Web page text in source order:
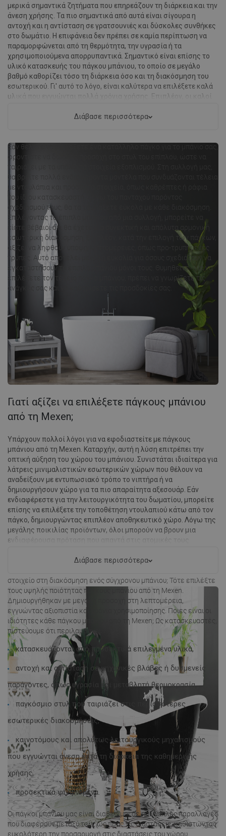
μερικά σημαντικά ζητήματα που επηρεάζουν τη διάρκεια και την
άνεση χρήσης. Τα πιο σημαντικά από αυτά είναι σίγουρα η
αντοχή και η αντίσταση σε γρατσουνιές και δύσκολες συνθήκες
στο δωμάτιο. Η επιφάνεια δεν πρέπει σε καμία περίπτωση να
παραμορφώνεται από τη θερμότητα, την υγρασία ή τα
χρησιμοποιούμενα απορρυπαντικά. Σημαντικό είναι επίσης το
υλικό κατασκευής του πάγκου μπάνιου, το οποίο σε μεγάλο
βαθμό καθορίζει τόσο τη διάρκεια όσο και τη διακόσμηση του
εσωτερικού. Γι' αυτό το λόγο, είναι καλύτερα να επιλέξετε καλά
υλικά που εγγυώνται πολλά χρόνια χρήσης. Επιπλέον, οι καλοί
καθάρισμα επιφάνεια, που διευκολύνει τη διατήρηση της
Εάν θέλετε να επιλέξετε ένα κατάλληλο πάγκο για το μπάνιο σας,
φροντίστε να δώσετε προσοχή στο στυλ του επίπλου, ώστε να
ταιριάζει με τα υπόλοιπα στοιχεία εξοπλισμού. Στη συλλογή μας,
θα βρείτε πολλά ενδιαφέροντα μοντέλα που συνδυάζονται τέλεια
με ντουλάπια και πρόσθετα στοιχεία, όπως καθρέπτες ή ράφια
του ίδιου κατασκευαστή. Λόγω του πανταχού παρόντος
σχεδιασμού τους, θα τα ταιριάξετε εύκολα με κάθε διακόσμηση.
Επιλέγοντας τα έπιπλα μπάνιου από μια συλλογή, μπορείτε να
είστε βέβαιοι ότι θα έχετε μια συνεκτική και απόλυτα αρμονική
εσωτερική διακόσμηση. Επιπλέον, κατά την επιλογή των πάγκων,
αξίζει να ληφθούν υπόψη λεπτομέρειες, όπως προ-τρυπημένες
τρύπες. Αυτό αποτελεί μεγάλη ευκολία για όσους σχεδιάζουν να
εγκαταστήσουν τα έπιπλα μπάνιου μόνοι τους. Θυμηθείτε - για να
επιλέξετε τον τέλειο πάγκο μπάνιου, πρέπει να γνωρίζετε τις
ανάγκες σας και να καθορίσετε τις προσδοκίες σας.
Διάβασε περισσότερα
Γιατί αξίζει να επιλέξετε πάγκους μπάνιου
από τη Mexen;
Υπάρχουν πολλοί λόγοι για να εφοδιαστείτε με πάγκους
μπάνιου από τη Mexen. Καταρχήν, αυτή η λύση επιτρέπει την
οπτική αύξηση του χώρου του μπάνιου. Συνιστάται ιδιαίτερα για
λάτρεις μινιμαλιστικών εσωτερικών χώρων που θέλουν να
αναδείξουν με εντυπωσιακό τρόπο το νιπτήρα ή να
δημιουργήσουν χώρο για τα πιο απαραίτητα αξεσουάρ. Εάν
ενδιαφέρεστε για την λειτουργικότητα του δωματίου, μπορείτε
επίσης να επιλέξετε την τοποθέτηση ντουλαπιού κάτω από τον
πάγκο, δημιουργώντας επιπλέον αποθηκευτικό χώρο. Λόγω της
μεγάλης ποικιλίας προϊόντων, όλοι μπορούν να βρουν μια
ενδιαφέρουσα πρόταση που απαντά στις ατομικές τους
στοιχείο στη διακόσμηση ενός σύγχρονου μπάνιου; Τότε επιλέξτε
τους υψηλής ποιότητας πάγκους μπάνιου από τη Mexen.
Δημιουργήθηκαν με μεγάλη προσοχή στη λεπτομέρεια,
εγγυώντας αξιοπιστία και χρόνια χρησιμοποίησης. Ποιες είναι οι
ιδιότητες κάθε πάγκου μπάνιου από τη Mexen; Ως κατασκευαστές,
πιστεύουμε ότι περιλαμβάνουν:
κατασκευάζονται από προσεκτικά επιλεγμένα υλικά,
αντοχή και αντίσταση σε μηχανικές βλάβες ή δυσμενείς
παράγοντες, όπως υγρασία και μεταβλητή θερμοκρασία,
παγκόσμιο στυλ που ταιριάζει στις περισσότερες
εσωτερικές διακοσμήσεις,
καινοτόμους και απολύτως λειτουργικούς μηχανισμούς
που εγγυώνται άνεση κατά τη διάρκεια της καθημερινής
χρήσης,
προσεκτικά φινιρισμένα.
Οι πάγκοι μπάνιου μας είναι διαθέσιμοι σε πολλαπλές παραλλαγές
που διαφέρουν μεταξύ τους ως προς τις διαστάσεις, καθιστώντας
ευκολότερη την προσαρμογή στις διαστάσεις του χώρου.
Διάβασε περισσότερα